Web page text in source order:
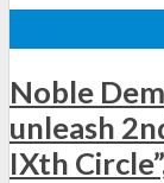
Noble
unleash
IXth